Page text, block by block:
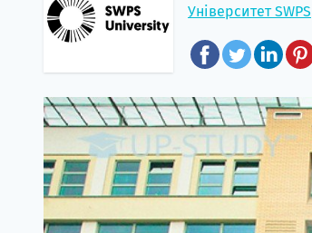
Університет SWPS